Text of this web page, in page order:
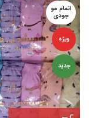
اتمام مو
جودی
ویژه
جدید